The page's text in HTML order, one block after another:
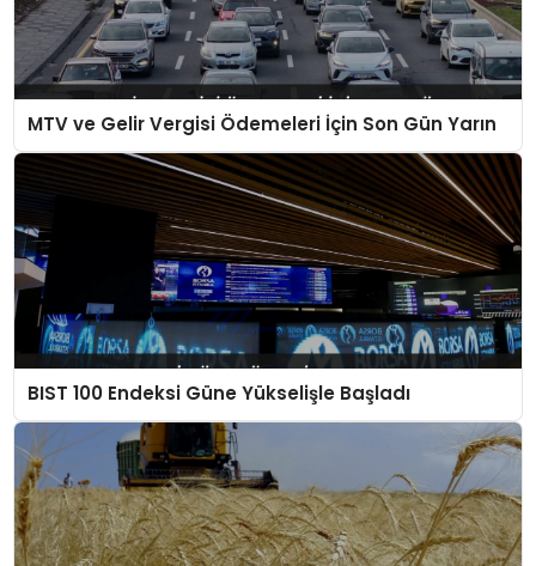
MTV ve Gelir Vergisi Ödemeleri İçin Son Gün Yarın
BIST 100 Endeksi Güne Yükselişle Başladı